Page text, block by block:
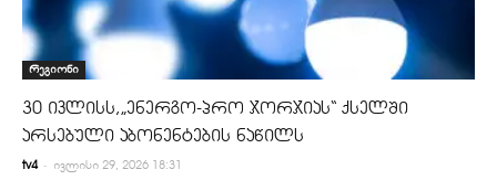
რეგიონი
30 ივლისს,„ენერგო-პრო ჯორჯიას“ ქსელში
არსებული აბონენტების ნაწილს
tv4 - ივლისი 29, 2026 18:31